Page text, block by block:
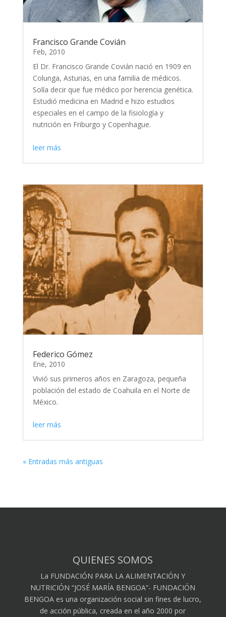
Francisco Grande Covián
Feb, 2010
El Dr. Francisco Grande Covián nació en 1909 en
Colunga, Asturias, en una familia de médicos.
Solía decir que fue médico por herencia genética.
Estudió medicina en Madrid e hizo estudios
especiales en el campo de la fisiología y
nutrición en Friburgo y Copenhague.
leer más
Federico Gómez
Ene, 2010
Vivió sus primeros años en Zaragoza, pequeña
población del estado de Coahuila en el Norte de
México.
leer más
« Entradas más antiguas
QUIENES SOMOS
La FUNDACIÓN PARA LA ALIMENTACIÓN Y
NUTRICIÓN “JOSÉ MARÍA BENGOA”- FUNDACIÓN
BENGOA es una organización social sin fines de lucro,
de acción pública, creada en el año 2000 por